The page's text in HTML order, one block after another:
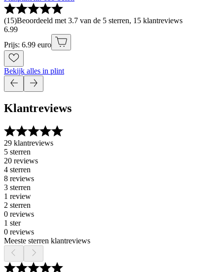
(15)Beoordeeld met 3.7 van de 5 sterren, 15 klantreviews
6.99
Prijs: 6.99 euro
Bekijk alles in plint
Klantreviews
29 klantreviews
5 sterren
20 reviews
4 sterren
8 reviews
3 sterren
1 review
2 sterren
0 reviews
1 ster
0 reviews
Meeste sterren klantreviews